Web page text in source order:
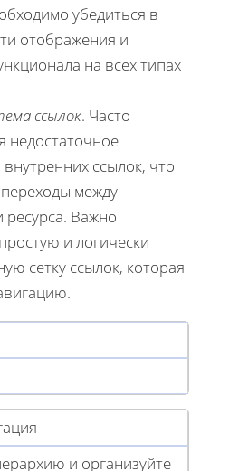
убедиться в
отображения и
на всех типах
ссылок. Часто
недостаточное
ссылок, что
между
ресурса. Важно
и логически
сетку ссылок, которая
и организуйте